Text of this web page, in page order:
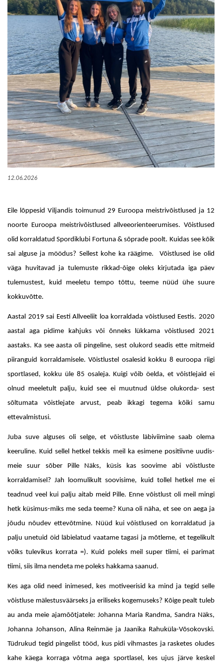
KONTAKT
12.06.2026
Eile lõppesid Viljandis toimunud 29 Euroopa meistrivõistlused ja 12
noorte Euroopa meistrivõistlused allveeorienteerumises. Võistlused
olid korraldatud Spordiklubi Fortuna & sõprade poolt. Kuidas see kõik
sai alguse ja möödus? Sellest kohe ka räägime. Võistlused ise olid
väga huvitavad ja tulemuste rikkad-õige oleks kirjutada iga päev
tulemustest, kuid meeletu tempo tõttu, teeme nüüd ühe suure
kokkuvõtte.
Aastal 2019 sai Eesti Allveeliit loa korraldada võistlused Eestis. 2020
aastal aga pidime kahjuks või õnneks lükkama võistlused 2021
aastaks. Ka see aasta oli pingeline, sest olukord seadis ette mitmeid
piiranguid korraldamisele. Võistlustel osalesid kokku 8 euroopa riigi
sportlased, kokku üle 85 osaleja. Kuigi võib öelda, et võistlejaid ei
olnud meeletult palju, kuid see ei muutnud üldse olukorda- sest
sõltumata võistlejate arvust, peab ikkagi tegema kõiki samu
ettevalmistusi.
Juba suve alguses oli selge, et võistluste läbiviimine saab olema
keeruline. Kuid sellel hetkel tekkis meil ka esimene positiivne uudis-
meie suur sõber Pille Näks, küsis kas soovime abi võistluste
korraldamisel? Jah loomulikult soovisime, kuid tollel hetkel me ei
teadnud veel kui palju aitab meid Pille. Enne võistlust oli meil mingi
hetk küsimus-miks me seda teeme? Kuna oli näha, et see on aega ja
jõudu nõudev ettevõtmine. Nüüd kui võistlused on korraldatud ja
palju unetuid öid läbielatud vaatame tagasi ja mõtleme, et tegelikult
võiks tulevikus korrata =). Kuid poleks meil super tiimi, ei parimat
tiimi, siis ilma nendeta me poleks hakkama saanud.
Kes aga olid need inimesed, kes motiveerisid ka mind ja tegid selle
võistluse mälestusväärseks ja eriliseks kogemuseks? Kõige pealt tuleb
au anda meie ajamõõtjatele: Johanna Maria Randma, Sandra Näks,
Johanna Johanson, Alina Reinmäe ja Jaanika Rahuküla-Võsokovski.
Tüdrukud tegid pingelist tööd, kus pidi vihmastes ja rasketes oludes
kahe käega korraga võtma aega sportlasel, kes ujus järve keskel